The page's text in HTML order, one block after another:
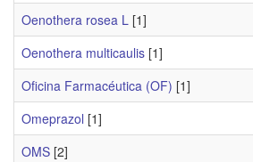
Oenothera rosea L [1]
Oenothera multicaulis [1]
Oficina Farmacéutica (OF) [1]
Omeprazol [1]
OMS [2]